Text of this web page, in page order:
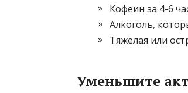
Кофеин за 4-6
Алкоголь,
Тяжёлая или
Уменьшите